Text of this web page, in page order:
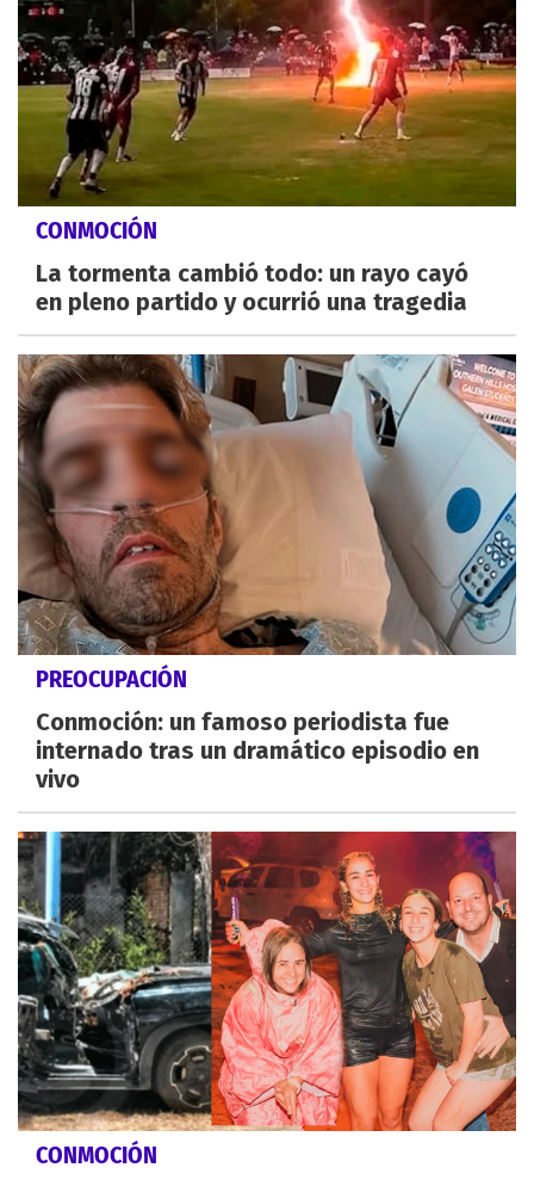
CONMOCIÓN
La tormenta cambió todo: un rayo cayó
en pleno partido y ocurrió una tragedia
PREOCUPACIÓN
Conmoción: un famoso periodista fue
internado tras un dramático episodio en
vivo
CONMOCIÓN